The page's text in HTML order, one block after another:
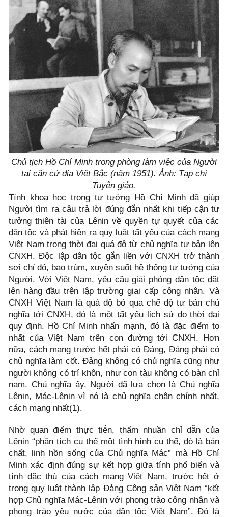
Chủ tịch Hồ Chí Minh trong phòng làm việc của Người
tại căn cứ địa Việt Bắc (năm 1951). Ảnh: Tạp chí
Tuyên giáo.
Tính khoa học trong tư tưởng Hồ Chí Minh đã giúp
Người tìm ra câu trả lời đúng đắn nhất khi tiếp cận tư
tưởng thiên tài của Lênin về quyền tự quyết của các
dân tộc và phát hiện ra quy luật tất yếu của cách mạng
Việt Nam trong thời đại quá độ từ chủ nghĩa tư bản lên
CNXH. Độc lập dân tộc gắn liền với CNXH trở thành
sợi chỉ đỏ, bao trùm, xuyên suốt hệ thống tư tưởng của
Người. Với Việt Nam, yêu cầu giải phóng dân tộc đặt
lên hàng đầu trên lập trường giai cấp công nhân. Và
CNXH Việt Nam là quá độ bỏ qua chế độ tư bản chủ
nghĩa tới CNXH, đó là một tất yếu lịch sử do thời đại
quy định. Hồ Chí Minh nhấn mạnh, đó là đặc điểm to
nhất của Việt Nam trên con đường tới CNXH. Hơn
nữa, cách mạng trước hết phải có Đảng, Đảng phải có
chủ nghĩa làm cốt. Đảng không có chủ nghĩa cũng như
người không có trí khôn, như con tàu không có bàn chỉ
nam. Chủ nghĩa ấy, Người đã lựa chọn là Chủ nghĩa
Lênin, Mác-Lênin vì nó là chủ nghĩa chân chính nhất,
cách mạng nhất(1).
Nhờ quan điểm thực tiễn, thấm nhuần chỉ dẫn của
Lênin “phân tích cụ thể một tình hình cụ thể, đó là bản
chất, linh hồn sống của Chủ nghĩa Mác” mà Hồ Chí
Minh xác định đúng sự kết hợp giữa tính phổ biến và
tính đặc thù của cách mạng Việt Nam, trước hết ở
trong quy luật thành lập Đảng Cộng sản Việt Nam “kết
hợp Chủ nghĩa Mác-Lênin với phong trào công nhân và
phong trào yêu nước của dân tộc Việt Nam”. Đó là